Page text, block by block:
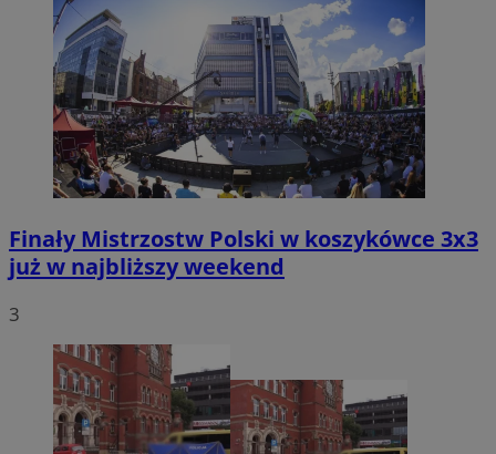
Finały Mistrzostw Polski w koszykówce 3x3
już w najbliższy weekend
3